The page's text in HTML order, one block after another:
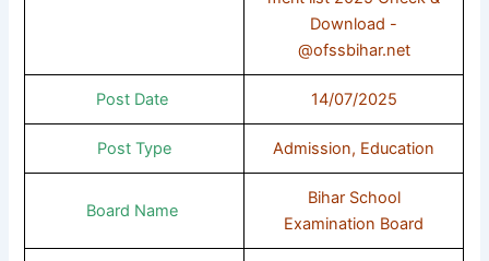
Download -
@ofssbihar.net
Post Date 14/07/2025
Post Type Admission, Education
Board Name
Bihar School
Examination Board